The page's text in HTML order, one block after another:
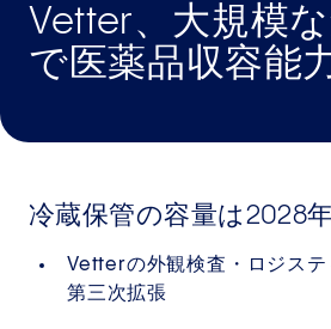
Vetter、大規模
で医薬品収容能
冷蔵保管の容量は2028
Vetterの外観検査・ロジステ
第三次拡張